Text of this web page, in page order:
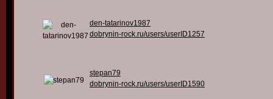
den-tatarinov1987
dobrynin-rock.ru/users/userID1257
stepan79
dobrynin-rock.ru/users/userID1590